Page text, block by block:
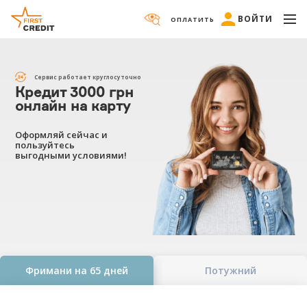
ОПЛАТИТЬ ВОЙТИ
Сервис работает круглосуточно
Кредит 3000 грн
онлайн на карту
Оформляй сейчас и
пользуйтесь
выгодными условиями!
Фримани на 65 дней Потужний